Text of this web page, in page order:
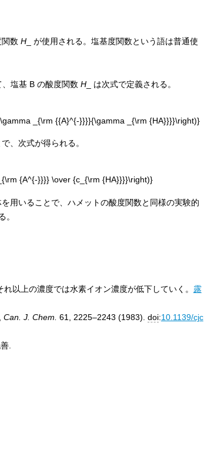
数 H_ が使用される。塩基度関数という語は普通使
塩基 B の酸度関数 H_ は次式で定義される。
、次式が得られる。
用いることで、ハメットの酸度関数と同様の実験的
。
以上の濃度では水素イオン濃度が低下していく。 露
Can. J. Chem. 61, 2225–2243 (1983). doi:10.1139/cjc
.